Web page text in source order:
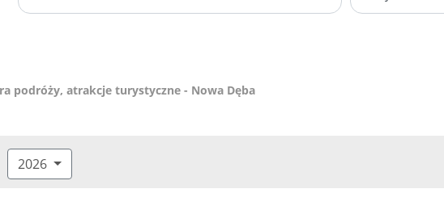
podróży, atrakcje turystyczne - Nowa Dęba
2026